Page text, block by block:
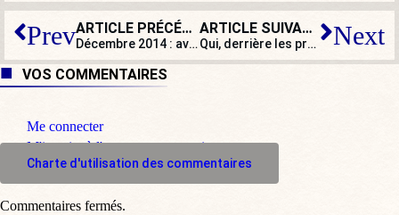
Prev ARTICLE PRÉCÉDENT
Décembre 2014 : avant Charlie Hebdo, un ou deux attentats oubliés – voire trois
ARTICLE SUIVANT
Qui, derrière les profanations de nos églises et de nos cimetières ? Next
VOS COMMENTAIRES
Me connecter
M'inscrire à l'espace commentaire
Charte d'utilisation des commentaires
Commentaires fermés.